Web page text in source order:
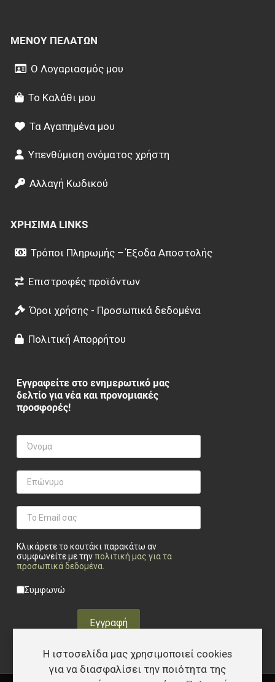
ΜΕΝΟΎ ΠΕΛΑΤΏΝ
Ο Λογαριασμός μου
Το Καλάθι μου
Τα Αγαπημένα μου
Υπενθύμιση ονόματος χρήστη
Αλλαγή Κωδικού
ΧΡΉΣΙΜΑ LINKS
Τρόποι Πληρωμής – Έξοδα Αποστολής
Επιστροφές προϊόντων
Όροι χρήσης - Προσωπικά δεδομένα
Πολιτική Απορρήτου
Εγγραφείτε στο ενημερωτικό μας
δελτίο για νέα και προνομιακές
προσφορές!
Κλικάρετε το κουτάκι παρακάτω αν
συμφωνείτε με τηνπολιτική μας για τα
προσωπικά δεδομένα.
Privacy checkbox
Συμφωνώ
Εγγραφή
Η ιστοσελίδα μας χρησιμοποιεί cookies
για να διασφαλίσει την ποιότητα της